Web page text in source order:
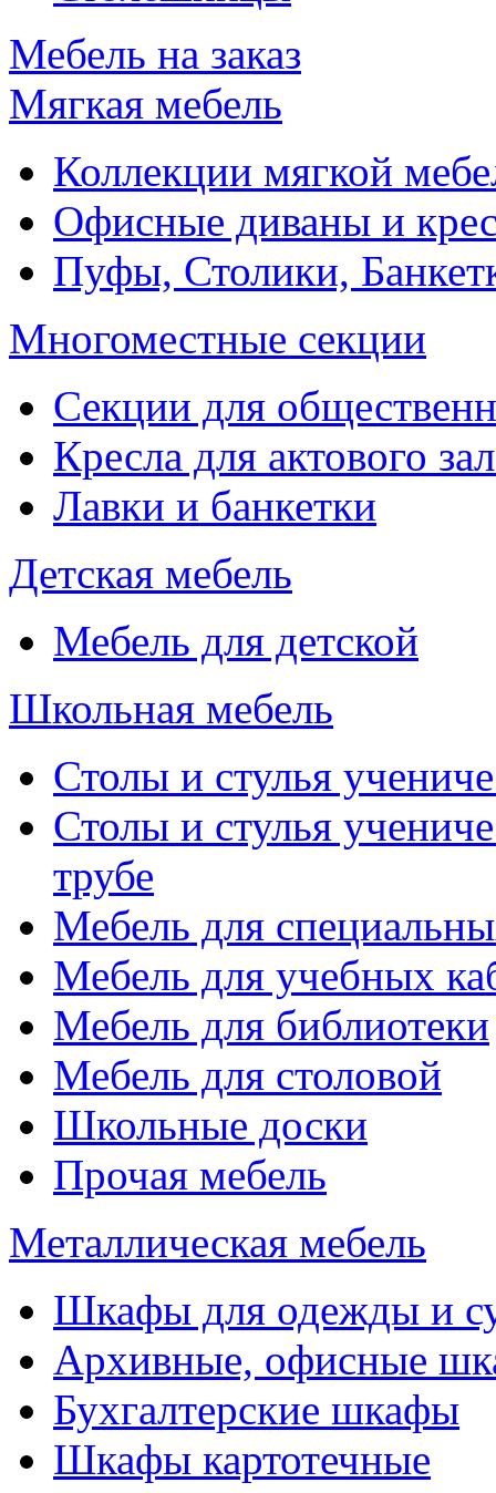
Мебель на заказ
Мягкая мебель
Коллекции мягкой
Офисные диваны и
Пуфы, Столики,
Многоместные секции
Секции для
Кресла для актового
Лавки и банкетки
Детская мебель
Мебель для детской
Школьная мебель
Столы и стулья
Столы и стулья
трубе
Мебель для
Мебель для учебных
Мебель для библиотеки
Мебель для столовой
Школьные доски
Прочая мебель
Металлическая мебель
Шкафы для одежды и
Архивные, офисные
Бухгалтерские шкафы
Шкафы картотечные